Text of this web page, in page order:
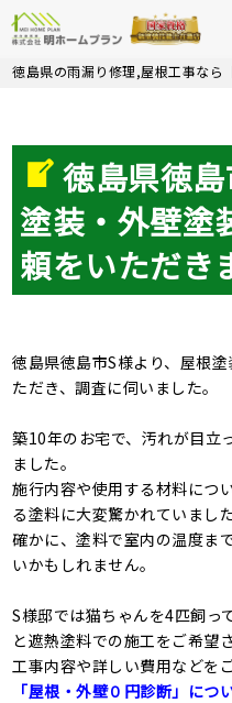
Skip
徳島県の雨漏り修理,屋根工事なら
徳島県徳
塗装・外壁塗
頼をいただき
徳島県徳島市S様より、屋根
ただき、調査に伺いました。
築10年のお宅で、汚れが目立
ました。
施行内容や使用する材料につ
る塗料に大変驚かれていました
確かに、塗料で室内の温度ま
いかもしれません。
S様邸では猫ちゃんを4匹飼っ
と遮熱塗料での施工をご希望
工事内容や詳しい費用などを
「屋根・外壁０円診断」につ